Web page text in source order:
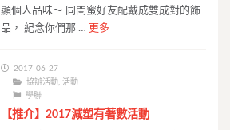
顯個人品味～ 同閨蜜好友配戴成雙成對的飾
品， 紀念你們那 … 更多
2017-06-27
協辦活動 ,活動
學聯
【推介】2017減塑有著數活動